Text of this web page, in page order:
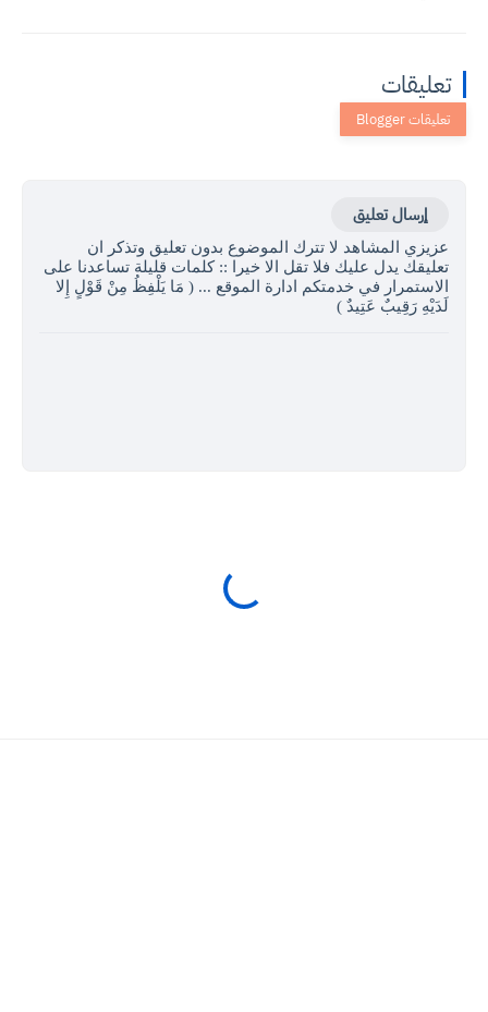
تعليقات
إرسال تعليق
عزيزي المشاهد لا تترك الموضوع بدون تعليق وتذكر ان
تعليقك يدل عليك فلا تقل الا خيرا :: كلمات قليلة تساعدنا على
الاستمرار في خدمتكم ادارة الموقع ... ( مَا يَلْفِظُ مِنْ قَوْلٍ إِلا
لَدَيْهِ رَقِيبٌ عَتِيدٌ )